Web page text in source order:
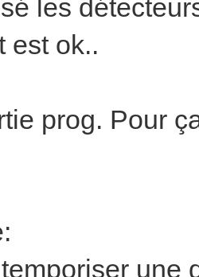
les
est ok..
prog. Pour
une